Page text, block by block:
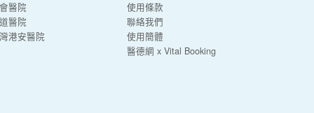
醫院
醫院
港安醫院
使用條款
聯絡我們
使用簡體
醫德網 x Vital Booking